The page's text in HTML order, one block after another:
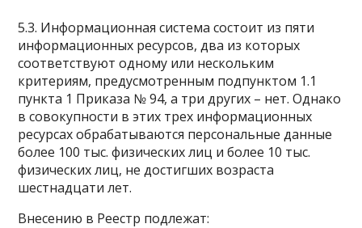
5.3. Информационная система состоит из пяти
информационных ресурсов, два из которых
соответствуют одному или нескольким
критериям, предусмотренным подпунктом 1.1
пункта 1 Приказа № 94, а три других – нет. Однако
в совокупности в этих трех информационных
ресурсах обрабатываются персональные данные
более 100 тыс. физических лиц и более 10 тыс.
физических лиц, не достигших возраста
шестнадцати лет.
Внесению в Реестр подлежат: